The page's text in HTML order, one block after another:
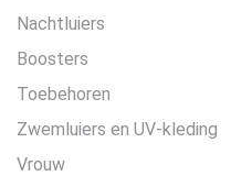
Nachtluiers
Boosters
Toebehoren
Zwemluiers en UV-kleding
Vrouw